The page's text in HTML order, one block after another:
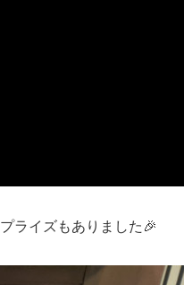
ライズもありました🎉